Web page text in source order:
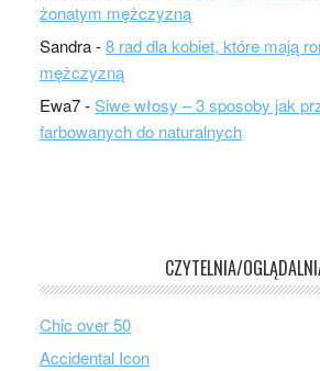
żonatym mężczyzną
Sandra-8 rad dla kobiet, które mają
mężczyzną
Ewa7-Siwe włosy – 3 sposoby jak
farbowanych do naturalnych
CZYTELNIA/
Chic over 50
Accidental Icon